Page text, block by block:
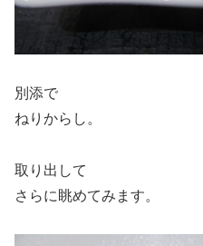
別添で
ねりからし。
取り出して
さらに眺めてみます。